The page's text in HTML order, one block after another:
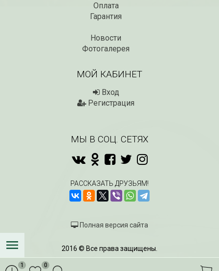
Оплата
Гарантия
Новости
Фотогалерея
МОЙ КАБИНЕТ
Вход
Регистрация
МЫ В СОЦ. СЕТЯХ
РАССКАЗАТЬ ДРУЗЬЯМ!
Полная версия сайта
2016 © Все права защищены.
1 0